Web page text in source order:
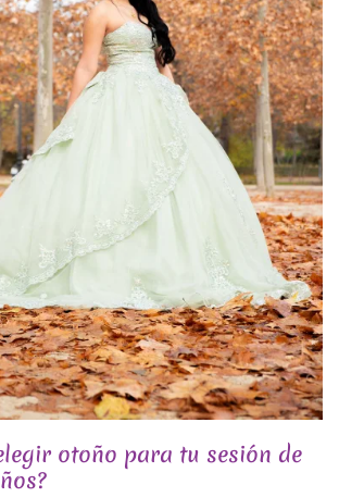
otoño para tu sesión de